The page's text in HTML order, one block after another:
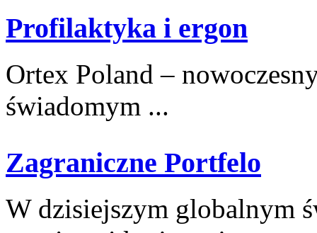
Profilaktyka i ergon
Ortex Poland –
świadomym ...
Zagraniczne Portfelo
W dzisiejszym globalnym